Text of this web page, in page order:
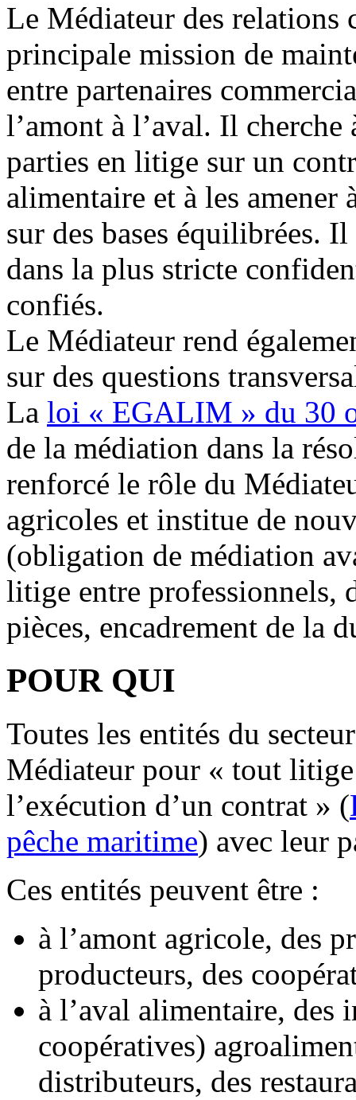
Le Médiateur des relations
principale mission de
entre partenaires
l’amont à l’aval. Il
parties en litige sur un
alimentaire et à les
sur des bases équilibrées.
dans la plus stricte
confiés.
Le Médiateur rend
sur des questions
La loi « EGALIM » du 30
de la médiation dans la
renforcé le rôle du
agricoles et institue de
(obligation de médiation
litige entre professionnels,
pièces, encadrement de la
POUR QUI
Toutes les entités du
Médiateur pour « tout
l’exécution d’un contrat » (
pêche maritime) avec leur
Ces entités peuvent être :
à l’amont agricole, des
producteurs, des
à l’aval alimentaire, des
coopératives)
distributeurs, des